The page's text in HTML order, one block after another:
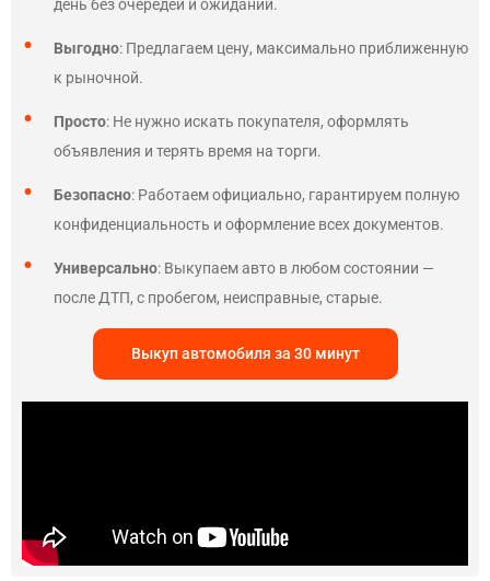
день без очередей и ожиданий.
Выгодно: Предлагаем цену, максимально приближенную
к рыночной.
Просто: Не нужно искать покупателя, оформлять
объявления и терять время на торги.
Безопасно: Работаем официально, гарантируем полную
конфиденциальность и оформление всех документов.
Универсально: Выкупаем авто в любом состоянии —
после ДТП, с пробегом, неисправные, старые.
Выкуп автомобиля за 30 минут